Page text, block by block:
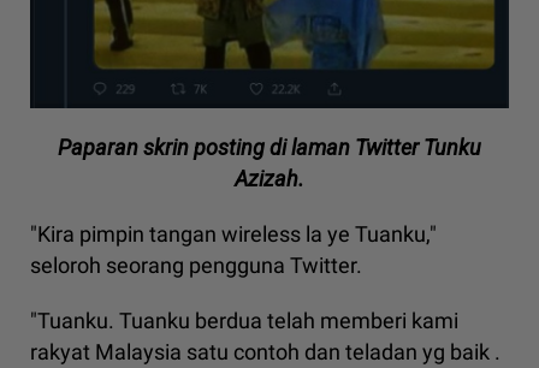
Paparan skrin posting di laman Twitter Tunku
Azizah.
"Kira pimpin tangan wireless la ye Tuanku,"
seloroh seorang pengguna Twitter.
"Tuanku. Tuanku berdua telah memberi kami
rakyat Malaysia satu contoh dan teladan yg baik .